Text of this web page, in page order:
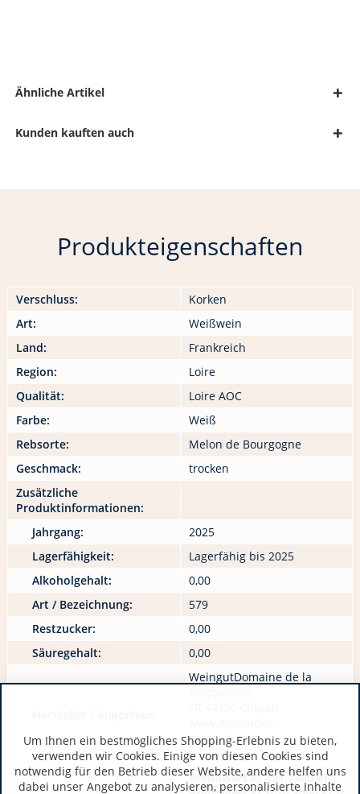
Ähnliche Artikel
Kunden kauften auch
Produkteigenschaften
Verschluss:
Korken
Art:
Weißwein
Land:
Frankreich
Region:
Loire
Qualität:
Loire AOC
Farbe:
Weiß
Rebsorte:
Melon de Bourgogne
Geschmack:
trocken
Zusätzliche
Produktinformationen:
Jahrgang:
2025
Lagerfähigkeit:
Lagerfähig bis 2025
Alkoholgehalt:
0,00
Art / Bezeichnung:
579
Restzucker:
0,00
Säuregehalt:
0,00
WeingutDomaine de la
perraud.com
Brennwert kJ 291,7200 kJ
Um Ihnen ein bestmögliches Shopping-Erlebnis zu bieten,
verwenden wir Cookies. Einige von diesen Cookies sind
notwendig für den Betrieb dieser Website, andere helfen uns
dabei unser Angebot zu analysieren, personalisierte Inhalte